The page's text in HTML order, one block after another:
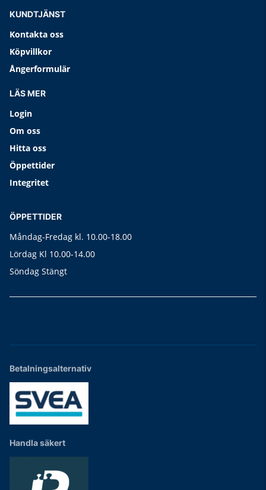
KUNDTJÄNST
Kontakta oss
Köpvillkor
Ångerformulär
LÄS MER
Login
Om oss
Hitta oss
Öppettider
Integritet
ÖPPETTIDER
Måndag-Fredag kl. 10.00-18.00
Lördag Kl 10.00-14.00
Söndag Stängt
Betalningsalternativ
Handla säkert